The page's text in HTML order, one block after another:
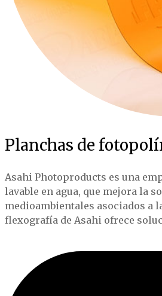
Planchas de
Asahi Photoproducts es una
lavable en agua, que mejora la
medioambientales asociados a
flexografía de Asahi ofrece